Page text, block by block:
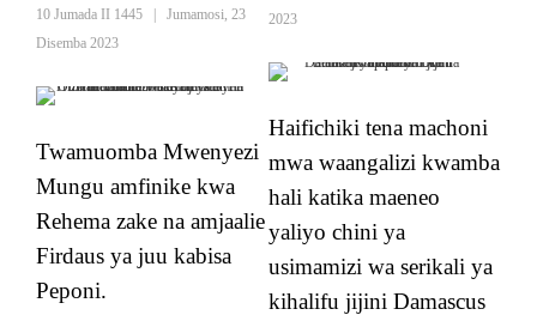
10 Jumada II 1445
Jumamosi, 23
Disemba 2023
Twamuomba Mwenyezi
Mungu amfinike kwa
Rehema zake na amjaalie
Firdaus ya juu kabisa
Peponi.
2023
Haifichiki tena machoni
mwa waangalizi kwamba
hali katika maeneo
yaliyo chini ya
usimamizi wa serikali ya
kihalifu jijini Damascus